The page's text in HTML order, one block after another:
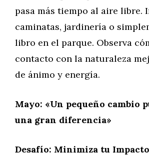
pasa más tiempo al aire libre.
caminatas, jardinería o
libro en el parque. Observa
contacto con la naturaleza
de ánimo y energía.
Mayo: «Un pequeño cambio
una gran diferencia»
Desafío: Minimiza tu